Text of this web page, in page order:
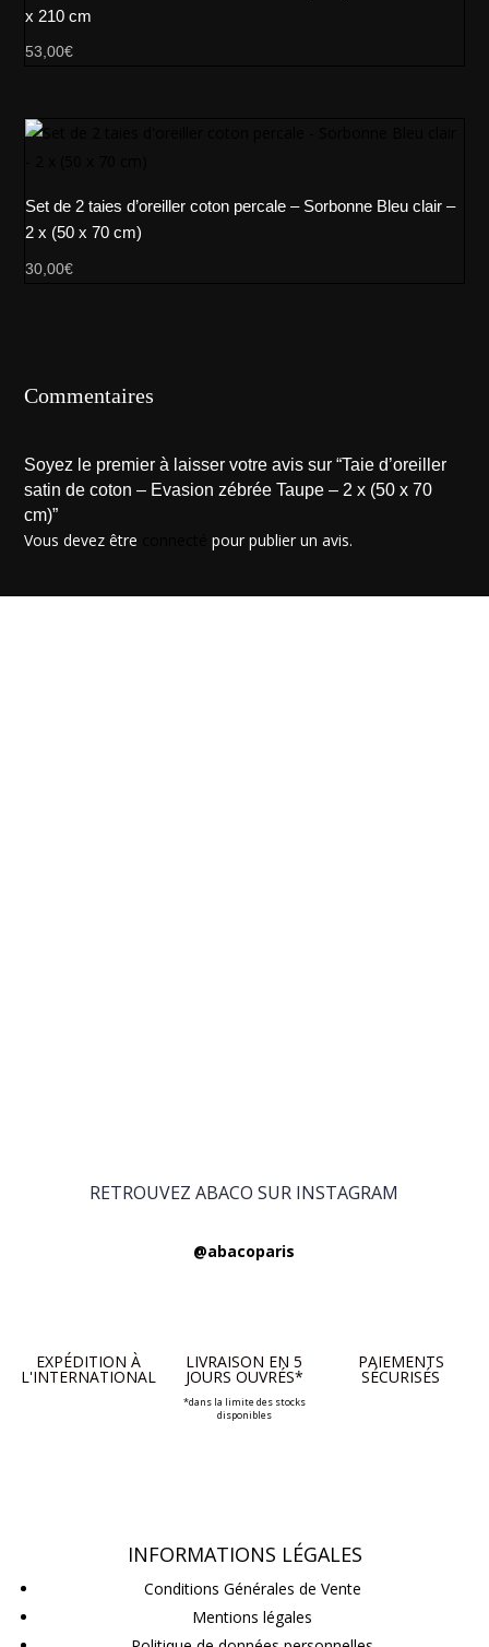
x 210 cm
53,00€
Set de 2 taies d’oreiller coton percale – Sorbonne Bleu clair –
2 x (50 x 70 cm)
30,00€
Commentaires
Soyez le premier à laisser votre avis sur “Taie d’oreiller
satin de coton – Evasion zébrée Taupe – 2 x (50 x 70
cm)”
Vous devez être pour publier un avis.
RETROUVEZ ABACO SUR INSTAGRAM
@abacoparis
EXPÉDITION À
L'INTERNATIONAL
LIVRAISON EN 5
JOURS OUVRÉS*
*dans la limite des stocks
disponibles
PAIEMENTS
SÉCURISÉS
INFORMATIONS LÉGALES
Conditions Générales de Vente
Mentions légales